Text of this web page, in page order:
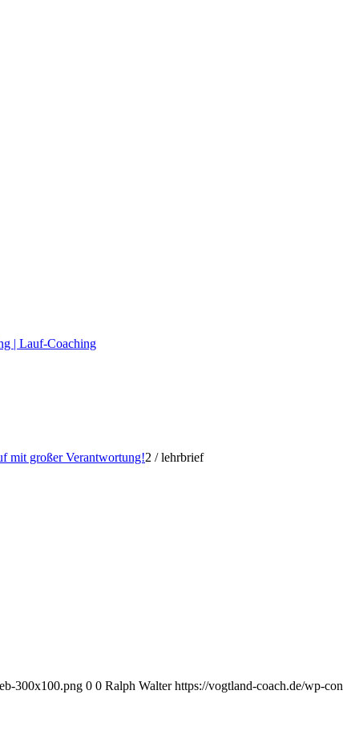
| Lauf-Coaching
mit großer Verantwortung!2 / lehrbrief
300x100.png 0 0 Ralph Walter https://vogtland-coach.de/wp-